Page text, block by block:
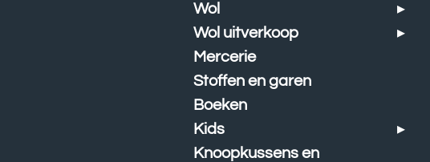
Wol
Wol uitverkoop
Mercerie
Stoffen en garen
Boeken
Kids
Knoopkussens en